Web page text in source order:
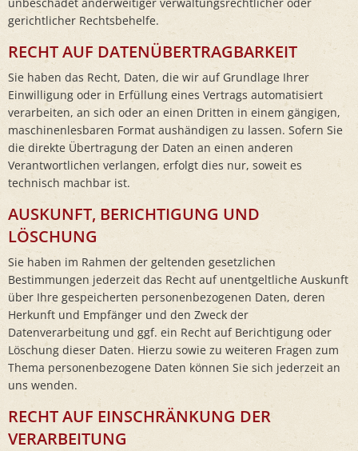
gerichtlicher Rechtsbehelfe.
RECHT AUF DATEN­ÜBERTRAG­BARKEIT
Sie haben das Recht, Daten, die wir auf Grundlage Ihrer
Einwilligung oder in Erfüllung eines Vertrags automatisiert
verarbeiten, an sich oder an einen Dritten in einem gängigen,
maschinenlesbaren Format aushändigen zu lassen. Sofern Sie
die direkte Übertragung der Daten an einen anderen
Verantwortlichen verlangen, erfolgt dies nur, soweit es
technisch machbar ist.
AUSKUNFT, BERICHTIGUNG UND
LÖSCHUNG
Sie haben im Rahmen der geltenden gesetzlichen
Bestimmungen jederzeit das Recht auf unentgeltliche Auskunft
über Ihre gespeicherten personenbezogenen Daten, deren
Herkunft und Empfänger und den Zweck der
Datenverarbeitung und ggf. ein Recht auf Berichtigung oder
Löschung dieser Daten. Hierzu sowie zu weiteren Fragen zum
Thema personenbezogene Daten können Sie sich jederzeit an
uns wenden.
RECHT AUF EINSCHRÄNKUNG DER
VERARBEITUNG